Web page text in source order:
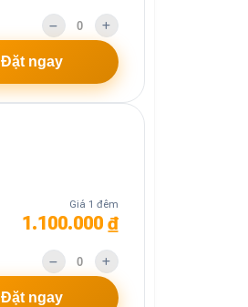
Đặt ngay
Giá 1 đêm
1.100.000 ₫
Đặt ngay